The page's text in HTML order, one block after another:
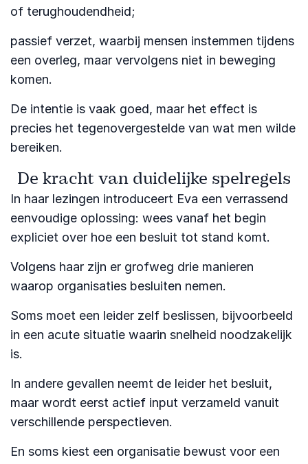
of terughoudendheid;
passief verzet, waarbij mensen instemmen tijdens
een overleg, maar vervolgens niet in beweging
komen.
De intentie is vaak goed, maar het effect is
precies het tegenovergestelde van wat men wilde
bereiken.
De kracht van duidelijke spelregels
In haar lezingen introduceert Eva een verrassend
eenvoudige oplossing: wees vanaf het begin
expliciet over hoe een besluit tot stand komt.
Volgens haar zijn er grofweg drie manieren
waarop organisaties besluiten nemen.
Soms moet een leider zelf beslissen, bijvoorbeeld
in een acute situatie waarin snelheid noodzakelijk
is.
In andere gevallen neemt de leider het besluit,
maar wordt eerst actief input verzameld vanuit
verschillende perspectieven.
En soms kiest een organisatie bewust voor een